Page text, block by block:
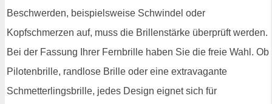
Beschwerden, beispielsweise Schwindel oder
Kopfschmerzen auf, muss die Brillenstärke überprüft werden.
Bei der Fassung Ihrer Fernbrille haben Sie die freie Wahl. Ob
Pilotenbrille, randlose Brille oder eine extravagante
Schmetterlingsbrille, jedes Design eignet sich für